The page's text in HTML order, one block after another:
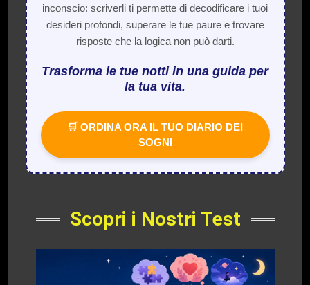
inconscio: scriverli ti permette di decodificare i tuoi
desideri profondi, superare le tue paure e trovare
risposte che la logica non può darti.
Trasforma le tue notti in una guida per
la tua vita.
🛒 ORDINA ORA IL TUO DIARIO DEI
SOGNI
Scopri i Nostri Test